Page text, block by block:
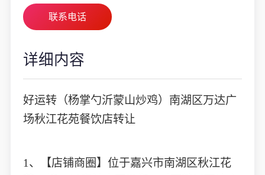
联系电话
详细内容
好运转（杨掌勺沂蒙山炒鸡）南湖区万达广
场秋江花苑餐饮店转让
1、【店铺商圈】位于嘉兴市南湖区秋江花